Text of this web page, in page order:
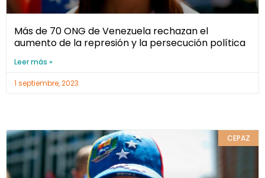
Más de 70 ONG de Venezuela rechazan el
aumento de la represión y la persecución política
Leer más »
1 septiembre, 2023
CEPAZ